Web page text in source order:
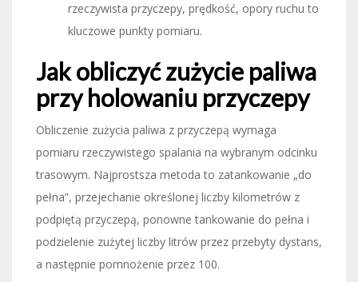
rzeczywista przyczepy, prędkość, opory ruchu to
kluczowe punkty pomiaru.
Jak obliczyć zużycie paliwa
przy holowaniu przyczepy
Obliczenie zużycia paliwa z przyczepą wymaga
pomiaru rzeczywistego spalania na wybranym odcinku
trasowym. Najprostsza metoda to zatankowanie „do
pełna”, przejechanie określonej liczby kilometrów z
podpiętą przyczepą, ponowne tankowanie do pełna i
podzielenie zużytej liczby litrów przez przebyty dystans,
a następnie pomnożenie przez 100.